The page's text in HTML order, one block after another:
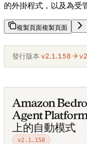
的外掛程式，以及為受
複製頁面複製頁面
發行版本 v2.1.158 →
Amazon
Agent
上的自動模式
v2.1.158